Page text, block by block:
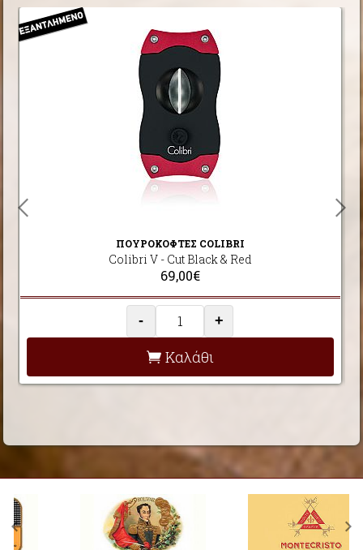
ΠΟΥΡΟΚΟΦΤΕΣ COLIBRI
Colibri V - Cut Black & Red
69,00€
- +
Καλάθι